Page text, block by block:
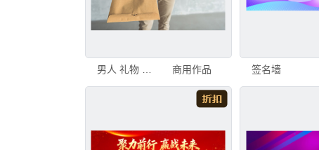
男人 礼物 服务业职位 智慧 顾客 男性 仅男人 仅成年人 想法 工业 商用作品 签名墙